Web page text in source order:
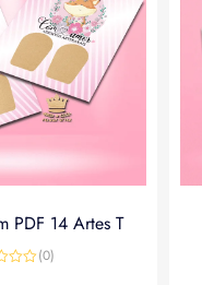
PDF 14 Artes T
(0)